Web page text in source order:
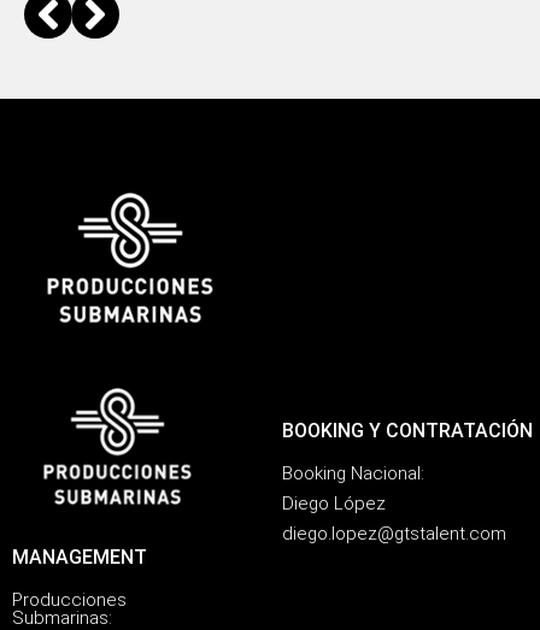
MANAGEMENT
Producciones
Submarinas:
BOOKING Y CONTRATACIÓN
Booking Nacional:
Diego López
diego.lopez@gtstalent.com